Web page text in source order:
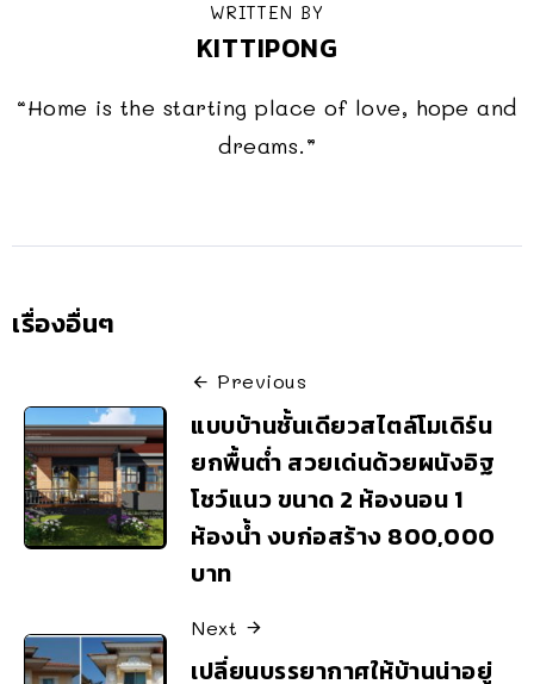
WRITTEN BY
KITTIPONG
“Home is the starting place of love, hope and
dreams.”
เรื่องอื่นๆ
Previous
แบบบ้านชั้นเดียวสไตล์โมเดิร์น
ยกพื้นต่ำ สวยเด่นด้วยผนังอิฐ
โชว์แนว ขนาด 2 ห้องนอน 1
ห้องน้ำ งบก่อสร้าง 800,000
บาท
Next
เปลี่ยนบรรยากาศให้บ้านน่าอยู่